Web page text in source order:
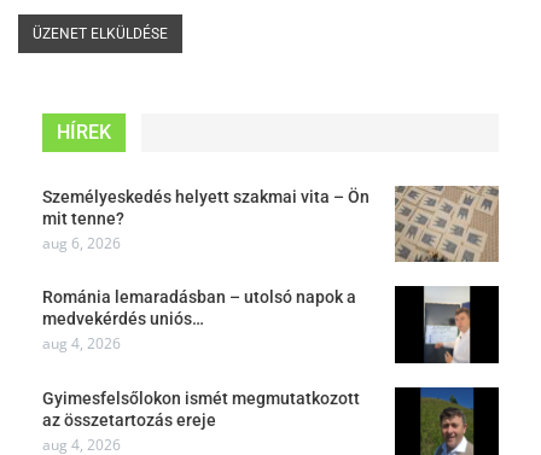
HÍREK
Személyeskedés helyett szakmai vita – Ön
mit tenne?
aug 6, 2026
Románia lemaradásban – utolsó napok a
medvekérdés uniós…
aug 4, 2026
Gyimesfelsőlokon ismét megmutatkozott
az összetartozás ereje
aug 4, 2026